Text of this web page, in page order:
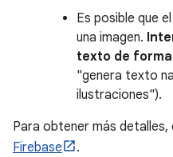
Es posible que
una imagen.
texto de
"genera texto
ilustraciones").
Para obtener más detalles,
Firebase
.